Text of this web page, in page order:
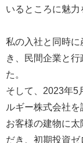
いるところに魅力
私の入社と同時
き、民間企業と行
た。
そして、2023年5
ルギー株式会社を
お客様の建物に
だき、初期投資